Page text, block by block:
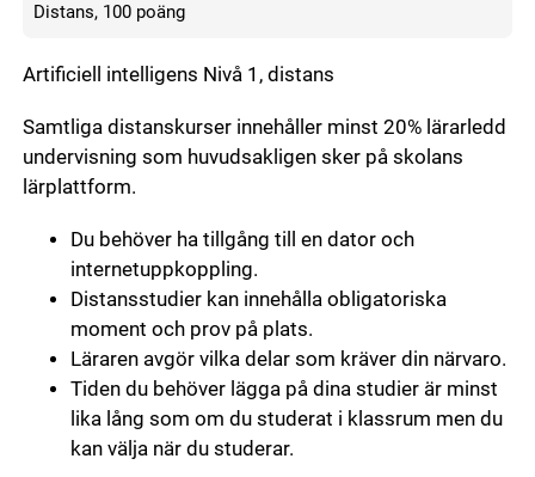
Distans, 100 poäng
Artificiell intelligens Nivå 1, distans
Samtliga distanskurser innehåller minst 20% lärarledd
undervisning som huvudsakligen sker på skolans
lärplattform.
Du behöver ha tillgång till en dator och
internetuppkoppling.
Distansstudier kan innehålla obligatoriska
moment och prov på plats.
Läraren avgör vilka delar som kräver din närvaro.
Tiden du behöver lägga på dina studier är minst
lika lång som om du studerat i klassrum men du
kan välja när du studerar.